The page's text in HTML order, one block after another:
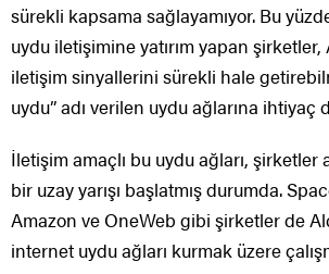
sürekli kapsama sağlayamıyor. Bu
uydu iletişimine yatırım yapan şirketler,
iletişim sinyallerini sürekli hale
uydu” adı verilen uydu ağlarına ihtiyaç
İletişim amaçlı bu uydu ağları, şirketler
bir uzay yarışı başlatmış durumda.
Amazon ve OneWeb gibi şirketler de
internet uydu ağları kurmak üzere